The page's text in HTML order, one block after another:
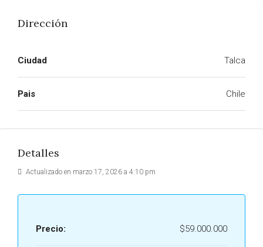
Dirección
Ciudad Talca
Pais Chile
Detalles
Actualizado en marzo 17, 2026 a 4:10 pm
Precio: $59.000.000